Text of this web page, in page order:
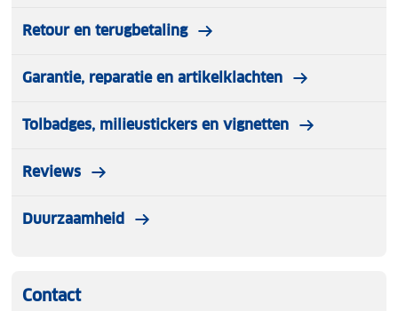
Retour en terugbetaling
Garantie, reparatie en artikelklachten
Tolbadges, milieustickers en vignetten
Reviews
Duurzaamheid
Contact